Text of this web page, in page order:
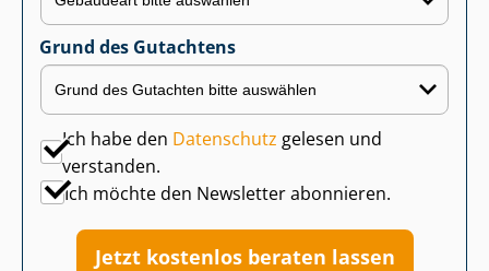
Grund des Gutachtens
Ich habe den Datenschutz gelesen und
verstanden.
Ich möchte den Newsletter abonnieren.
Jetzt kostenlos beraten lassen